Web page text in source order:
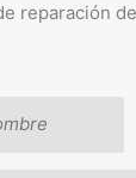
reparación